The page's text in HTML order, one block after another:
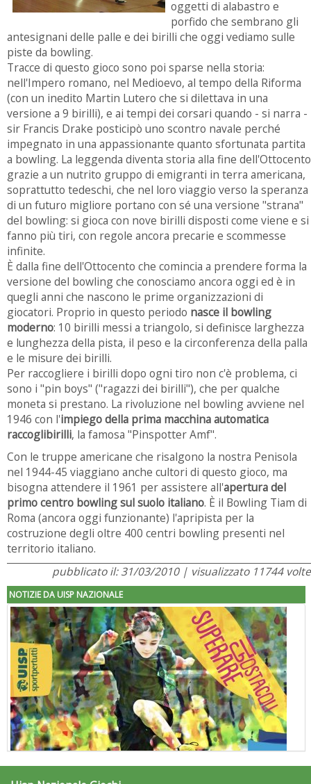
oggetti di alabastro e
porfido che sembrano gli
antesignani delle palle e dei birilli che oggi vediamo sulle
piste da bowling.
Tracce di questo gioco sono poi sparse nella storia:
nell'Impero romano, nel Medioevo, al tempo della Riforma
(con un inedito Martin Lutero che si dilettava in una
versione a 9 birilli), e ai tempi dei corsari quando - si narra -
sir Francis Drake posticipò uno scontro navale perché
impegnato in una appassionante quanto sfortunata partita
a bowling. La leggenda diventa storia alla fine dell'Ottocento
grazie a un nutrito gruppo di emigranti in terra americana,
soprattutto tedeschi, che nel loro viaggio verso la speranza
di un futuro migliore portano con sé una versione "strana"
del bowling: si gioca con nove birilli disposti come viene e si
fanno più tiri, con regole ancora precarie e scommesse
infinite.
È dalla fine dell'Ottocento che comincia a prendere forma la
versione del bowling che conosciamo ancora oggi ed è in
quegli anni che nascono le prime organizzazioni di
giocatori. Proprio in questo periodo nasce il bowling
moderno: 10 birilli messi a triangolo, si definisce larghezza
e lunghezza della pista, il peso e la circonferenza della palla
e le misure dei birilli.
Per raccogliere i birilli dopo ogni tiro non c'è problema, ci
sono i "pin boys" ("ragazzi dei birilli"), che per qualche
moneta si prestano. La rivoluzione nel bowling avviene nel
1946 con l'impiego della prima macchina automatica
raccoglibirilli, la famosa "Pinspotter Amf".
Con le truppe americane che risalgono la nostra Penisola
nel 1944-45 viaggiano anche cultori di questo gioco, ma
bisogna attendere il 1961 per assistere all'apertura del
primo centro bowling sul suolo italiano. È il Bowling Tiam di
Roma (ancora oggi funzionante) l'apripista per la
costruzione degli oltre 400 centri bowling presenti nel
territorio italiano.
pubblicato il: 31/03/2010 | visualizzato 11744 volte
NOTIZIE DA UISP NAZIONALE